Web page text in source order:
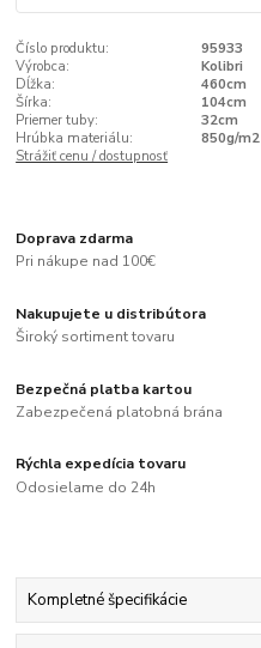
Číslo produktu:
95933
Výrobca:
Kolibri
Dĺžka:
460cm
Šírka:
104cm
Priemer tuby:
32cm
Hrúbka materiálu:
850g/m2
Strážiť cenu / dostupnosť
Doprava zdarma
Pri nákupe nad 100€
Nakupujete u distribútora
Široký sortiment tovaru
Bezpečná platba kartou
Zabezpečená platobná brána
Rýchla expedícia tovaru
Odosielame do 24h
Kompletné špecifikácie